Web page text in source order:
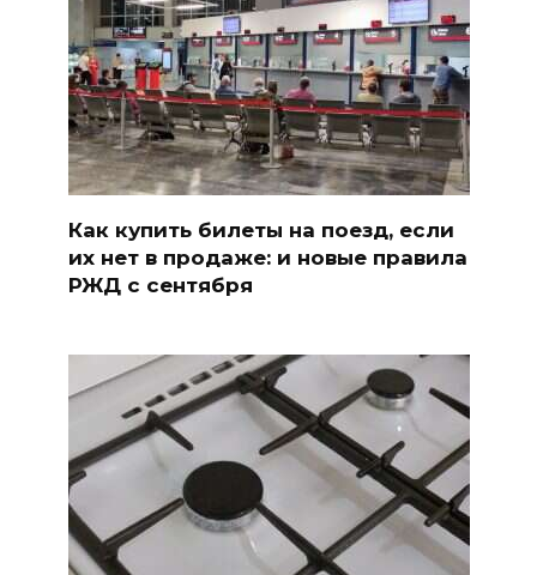
Как купить билеты на поезд, если
их нет в продаже: и новые правила
РЖД с сентября